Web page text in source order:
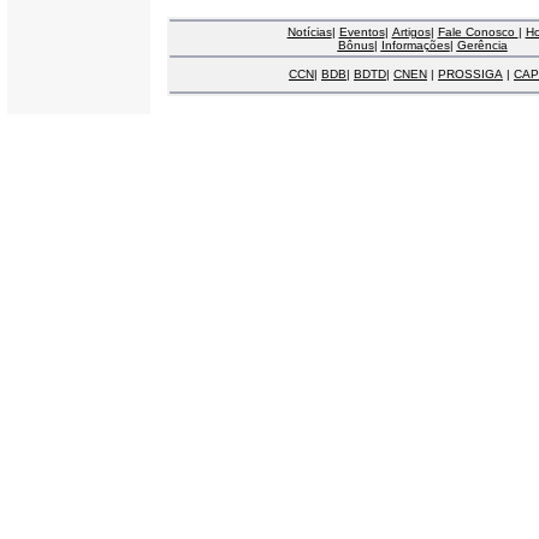
Notícias| Eventos| Artigos| Fale Conosco |
Bônus| Informações| Gerência
CCN| BDB| BDTD| CNEN | PROSSIGA |